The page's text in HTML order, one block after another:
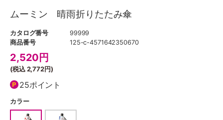
ムーミン 晴雨折りたたみ傘
カタログ番号
99999
商品番号
125-c-4571642350670
2,520 円
(税込2,772円)
25ポイント
カラー